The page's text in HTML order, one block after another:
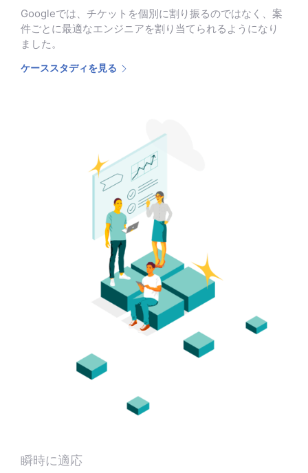
Googleでは、チケットを個別に割り振るのではなく、案
件ごとに最適なエンジニアを割り当てられるようになり
ました。
ケーススタディを見る
瞬時に適応